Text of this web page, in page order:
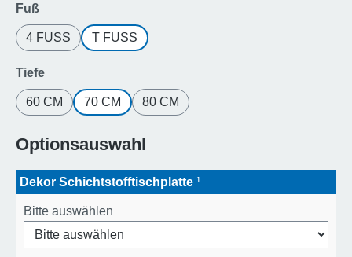
Fußauswählen
4 FUSS T FUSS
Tiefeauswählen
60 CM 70 CM 80 CM
Optionsauswahl
Dekor Schichtstofftischplatte ¹
Bitte auswählen